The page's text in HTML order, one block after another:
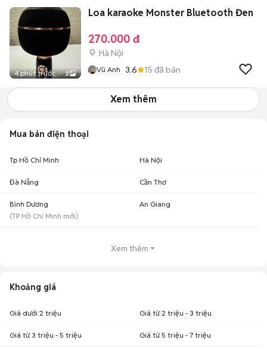
4 phút trước 2
Loa karaoke Monster Bluetooth Đen
270.000 đ
Hà Nội
Vũ Anh 3.6 15 đã bán
Xem thêm
Mua bán điện thoại
Tp Hồ Chí Minh Hà Nội
Đà Nẵng Cần Thơ
Bình Dương
(TP Hồ Chí Minh mới)
An Giang
Xem thêm
Khoảng giá
Giá dưới 2 triệu Giá từ 2 triệu - 3 triệu
Giá từ 3 triệu - 5 triệu Giá từ 5 triệu - 7 triệu